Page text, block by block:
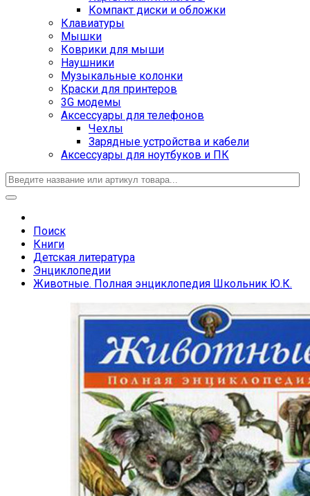
Компакт диски и обложки
Клавиатуры
Мышки
Коврики для мыши
Наушники
Музыкальные колонки
Краски для принтеров
3G модемы
Аксессуары для телефонов
Чехлы
Зарядные устройства и кабели
Аксессуары для ноутбуков и ПК
Поиск
Книги
Детская литература
Энциклопедии
Животные. Полная энциклопедия Школьник Ю.К.